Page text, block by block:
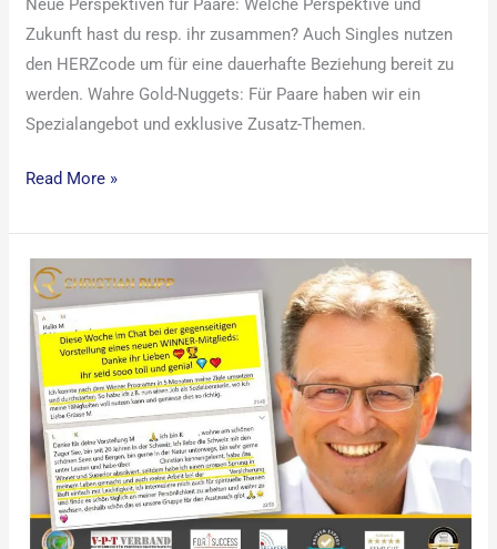
Neue Perspektiven für Paare: Welche Perspektive und
Zukunft hast du resp. ihr zusammen? Auch Singles nutzen
den HERZcode um für eine dauerhafte Beziehung bereit zu
werden. Wahre Gold-Nuggets: Für Paare haben wir ein
Spezialangebot und exklusive Zusatz-Themen.
Read More »
Kunden-
Erfahrungen
mit
WINNER
PROGRAMM